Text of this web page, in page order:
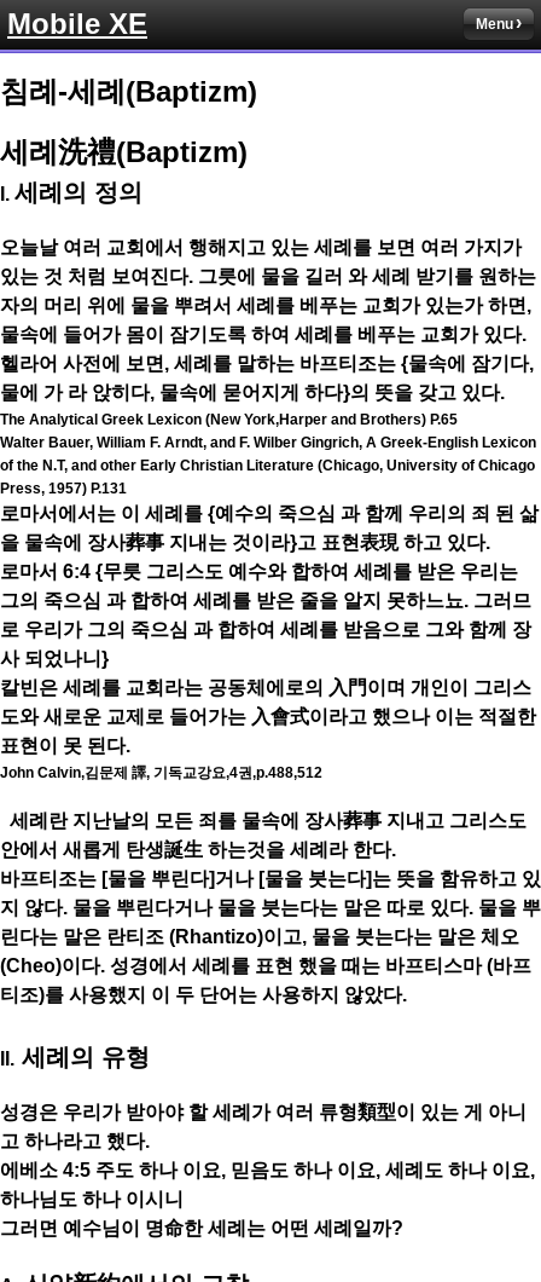
Mobile XE Menu
침례-세례(Baptizm)
세례洗禮(Baptizm)
I. 세례의 정의
오늘날 여러 교회에서 행해지고 있는 세례를 보면 여러 가지가
있는 것 처럼 보여진다. 그릇에 물을 길러 와 세례 받기를 원하는
자의 머리 위에 물을 뿌려서 세례를 베푸는 교회가 있는가 하면,
물속에 들어가 몸이 잠기도록 하여 세례를 베푸는 교회가 있다.
헬라어 사전에 보면, 세례를 말하는 바프티조는 {물속에 잠기다,
물에 가 라 앉히다, 물속에 묻어지게 하다}의 뜻을 갖고 있다.
The Analytical Greek Lexicon (New York,Harper and Brothers) P.65
Walter Bauer, William F. Arndt, and F. Wilber Gingrich, A Greek-English Lexicon
of the N.T, and other Early Christian Literature (Chicago, University of Chicago
Press, 1957) P.131
로마서에서는 이 세례를 {예수의 죽으심 과 함께 우리의 죄 된 삶
을 물속에 장사葬事 지내는 것이라}고 표현表現 하고 있다.
로마서 6:4 {무릇 그리스도 예수와 합하여 세례를 받은 우리는
그의 죽으심 과 합하여 세례를 받은 줄을 알지 못하느뇨. 그러므
로 우리가 그의 죽으심 과 합하여 세례를 받음으로 그와 함께 장
사 되었나니}
칼빈은 세례를 교회라는 공동체에로의 入門이며 개인이 그리스
도와 새로운 교제로 들어가는 入會式이라고 했으나 이는 적절한
표현이 못 된다.
John Calvin,김문제 譯, 기독교강요,4권,p.488,512
세례란 지난날의 모든 죄를 물속에 장사葬事 지내고 그리스도
안에서 새롭게 탄생誕生 하는것을 세례라 한다.
바프티조는 [물을 뿌린다]거나 [물을 붓는다]는 뜻을 함유하고 있
지 않다. 물을 뿌린다거나 물을 붓는다는 말은 따로 있다. 물을 뿌
린다는 말은 란티조 (Rhantizo)이고, 물을 붓는다는 말은 체오
(Cheo)이다. 성경에서 세례를 표현 했을 때는 바프티스마 (바프
티조)를 사용했지 이 두 단어는 사용하지 않았다.
II. 세례의 유형
성경은 우리가 받아야 할 세례가 여러 류형類型이 있는 게 아니
고 하나라고 했다.
에베소 4:5 주도 하나 이요, 믿음도 하나 이요, 세례도 하나 이요,
하나님도 하나 이시니
그러면 예수님이 명命한 세례는 어떤 세례일까?